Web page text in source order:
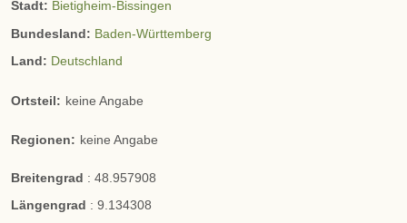
Stadt: Bietigheim-Bissingen
Bundesland: Baden-Württemberg
Land: Deutschland
Ortsteil: keine Angabe
Regionen: keine Angabe
Breitengrad : 48.957908
Längengrad : 9.134308